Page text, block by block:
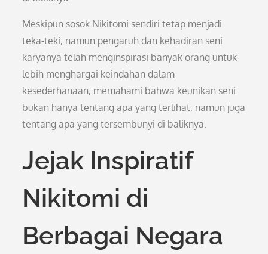
Meskipun sosok Nikitomi sendiri tetap menjadi
teka-teki, namun pengaruh dan kehadiran seni
karyanya telah menginspirasi banyak orang untuk
lebih menghargai keindahan dalam
kesederhanaan, memahami bahwa keunikan seni
bukan hanya tentang apa yang terlihat, namun juga
tentang apa yang tersembunyi di baliknya.
Jejak Inspiratif
Nikitomi di
Berbagai Negara